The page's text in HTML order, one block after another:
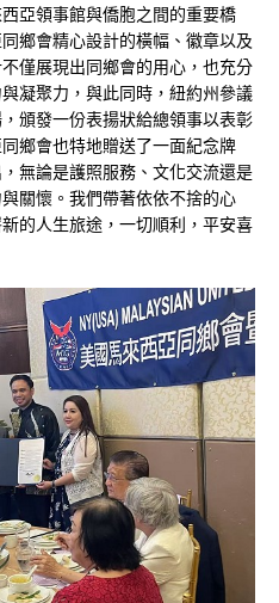
亞領事館與僑胞之間的重要橋
鄉會精心設計的橫幅、徽章以及
僅展現出同鄉會的用心，也充分
凝聚力，與此同時，紐約州參議
頒發一份表揚狀給總領事以表彰
鄉會也特地贈送了一面紀念牌
無論是護照服務、文化交流還是
關懷。我們帶著依依不捨的心
的人生旅途，一切順利，平安喜